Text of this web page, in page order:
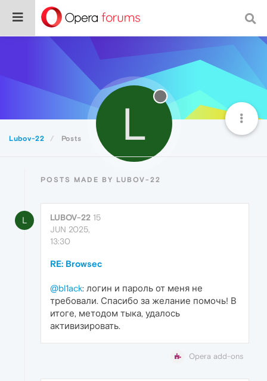
Lubov-22 Posts L
POSTS MADE BY LUBOV-22
L LUBOV-22 15
JUN 2025,
13:30
RE: Browsec
@bl1ack: логин и пароль от меня не
требовали. Спасибо за желание помочь! В
итоге, методом тыка, удалось
активизировать.
Opera add-ons